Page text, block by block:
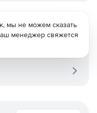
мы не можем сказать
менеджер свяжется